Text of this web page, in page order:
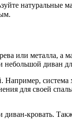
натуральные
или металла, а
диван
система
для своей
кровать.